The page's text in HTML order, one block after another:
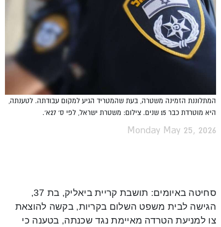
המתלוננת הזמינה משטרה, בעת שהמטריד הגיע למקום עבודתה. לטענתה,
היא מוטרדת כבר 15 שנים. צילום: משטרת ישראל, לפי ס' 27א'.
Monday May 25, 2026
סחיטה באיומים: תושבת קריית ביאליק, בת 37,
הגישה לבית משפט השלום בקריות, בקשה להוצאת
צו למניעת הטרדה מאיימת נגד שכנתה, בטענה כי